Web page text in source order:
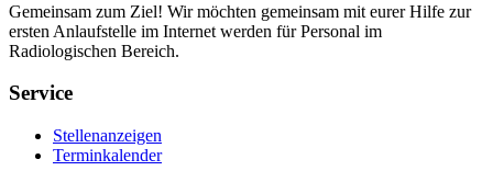
Gemeinsam zum Ziel! Wir möchten gemeinsam mit eurer Hilfe zur
ersten Anlaufstelle im Internet werden für Personal im
Radiologischen Bereich.
Service
Stellenanzeigen
Terminkalender